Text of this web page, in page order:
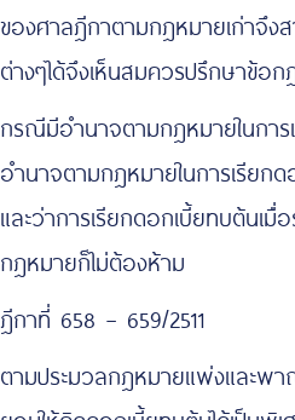
ของศาลฎีกาตามกฎหมายเก่าจึงส
ต่างๆได้จึงเห็นสมควรปรึกษาข้อ
กรณีมีอำนาจตามกฎหมายในกา
อำนาจตามกฎหมายในการเรียก
และว่าการเรียกดอกเบี้ยทบต้นเ
กฎหมายก็ไม่ต้องห้าม
ฎีกาที่ 658 – 659/2511
ตามประมวลกฎหมายแพ่งและ